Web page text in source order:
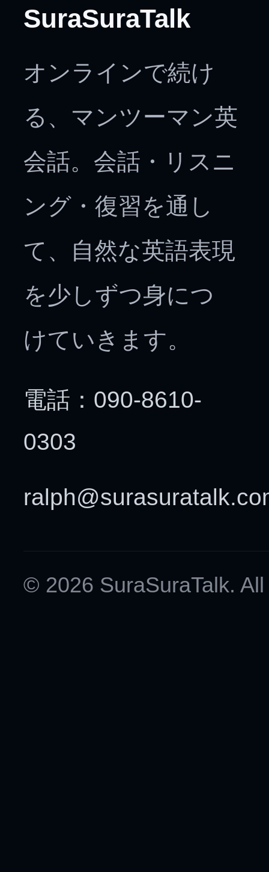
SuraSuraTalk
オンラインで続け
る、マンツーマン英
会話。会話・リスニ
ング・復習を通し
て、自然な英語表現
を少しずつ身につ
けていきます。
電話：090-8610-
0303
© 2026 SuraSuraTalk.